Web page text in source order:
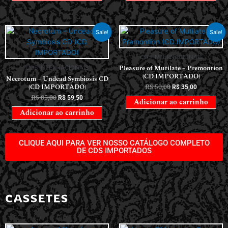
Sale!
CDS INTERNACIONAIS
Necrotum – Undead Symbiosis CD
(CD IMPORTADO)
R$85,00 R$59,50
Adicionar ao carrinho
Sale!
CDS INTERNACIONAIS
Pleasure of Mutilate – Premontion
(CD IMPORTADO)
R$50,00 R$35,00
Adicionar ao carrinho
CLIQUE AQUI PARA VER NOSSO CATÁLOGO COMPLETO
DE CDS IMPORTADOS
CASSETES